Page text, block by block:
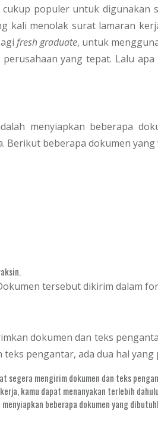
populer untuk digunakan
kali menolak surat lamaran
fresh graduate, untuk
yang tepat. Lalu
menyiapkan beberapa
beberapa dokumen
tersebut dikirim dalam
dokumen dan teks
pengantar, ada dua hal
segera mengirim dokumen dan teks
kamu dapat menanyakan terlebih
beberapa dokumen yang